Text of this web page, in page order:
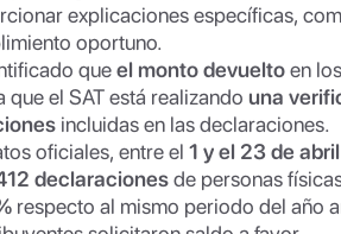
explicaciones específicas,
oportuno.
queel monto devueltoen
el SAT está realizando una
incluidas en las declaraciones.
oficiales, entre el 1 y el 23 de
declaracionesde personas
respecto al mismo periodo del año